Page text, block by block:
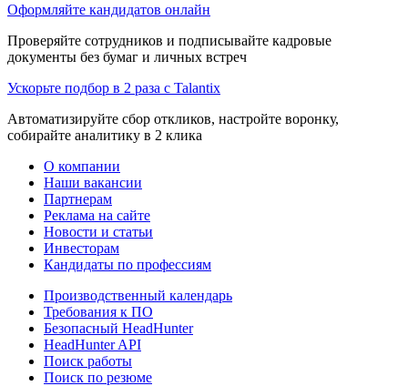
Оформляйте кандидатов онлайн
Проверяйте сотрудников и подписывайте кадровые
документы без бумаг и личных встреч
Ускорьте подбор в 2 раза с Talantix
Автоматизируйте сбор откликов, настройте воронку,
собирайте аналитику в 2 клика
О компании
Наши вакансии
Партнерам
Реклама на сайте
Новости и статьи
Инвесторам
Кандидаты по профессиям
Производственный календарь
Требования к ПО
Безопасный HeadHunter
HeadHunter API
Поиск работы
Поиск по резюме